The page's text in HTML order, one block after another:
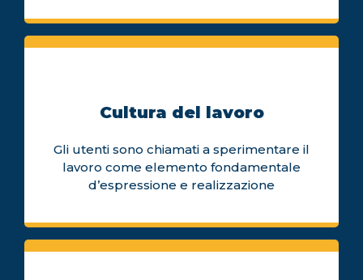
Cultura del lavoro
Gli utenti sono chiamati a sperimentare il
lavoro come elemento fondamentale
d’espressione e realizzazione